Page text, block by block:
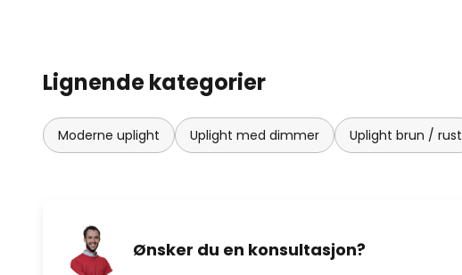
Lignende kategorier
Moderne uplight Uplight med dimmer Uplight brun / rust
Ønsker du en konsultasjon?